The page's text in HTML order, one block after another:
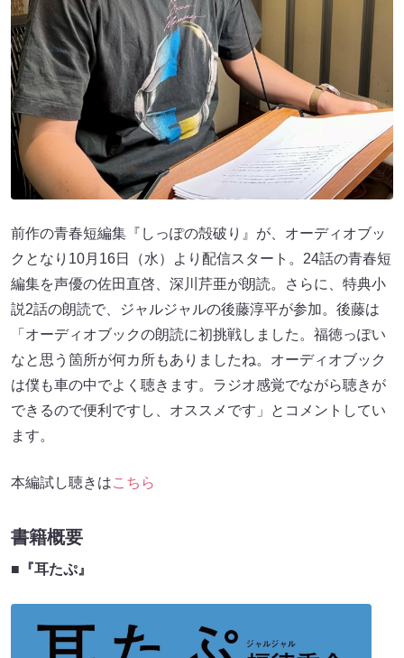
前作の青春短編集『しっぽの殻破り』が、オーディオブッ
クとなり10月16日（水）より配信スタート。24話の青春短
編集を声優の佐田直啓、深川芹亜が朗読。さらに、特典小
説2話の朗読で、ジャルジャルの後藤淳平が参加。後藤は
「オーディオブックの朗読に初挑戦しました。福徳っぽい
なと思う箇所が何カ所もありましたね。オーディオブック
は僕も車の中でよく聴きます。ラジオ感覚でながら聴きが
できるので便利ですし、オススメです」とコメントしてい
ます。
本編試し聴きはこちら
書籍概要
■ 『耳たぷ』